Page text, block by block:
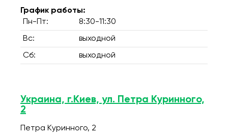
График работы:
Пн-Пт:
8:30-11:30
Вс: выходной
Сб: выходной
Украина, г.Киев, ул. Петра Куринного,
2
Петра Куринного, 2